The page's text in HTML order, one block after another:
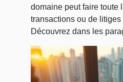
domaine peut faire toute
transactions ou de
Découvrez dans les